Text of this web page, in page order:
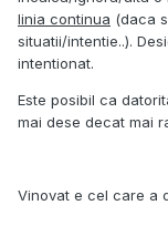
linia continua (daca
situatii/intentie..).
intentionat.
Este posibil ca
mai dese decat mai
Vinovat e cel care a